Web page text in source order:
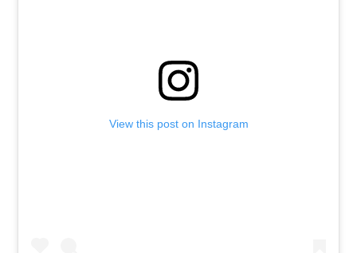
View this post on Instagram